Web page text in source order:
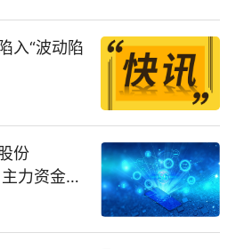
入“波动陷
份
力资金净